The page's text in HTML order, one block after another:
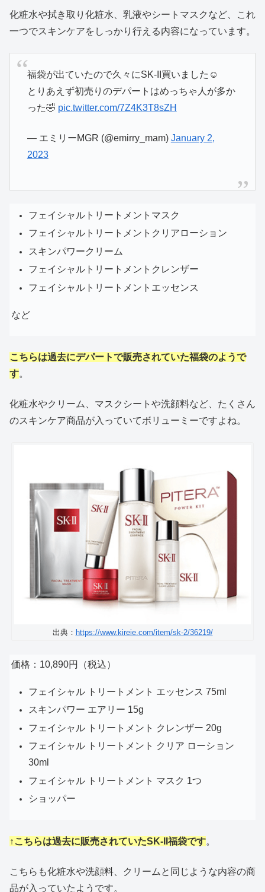
化粧水や拭き取り化粧水、乳液やシートマスクなど、これ
一つでスキンケアをしっかり行える内容になっています。
福袋が出ていたので久々にSK-II買いました☺️
とりあえず初売りのデパートはめっちゃ人が多か
った🤣 pic.twitter.com/7Z4K3T8sZH
— エミリーMGR (@emirry_mam) January 2,
2023
フェイシャルトリートメントマスク
フェイシャルトリートメントクリアローション
スキンパワークリーム
フェイシャルトリートメントクレンザー
フェイシャルトリートメントエッセンス
など
こちらは過去にデパートで販売されていた福袋のようで
す。
化粧水やクリーム、マスクシートや洗顔料など、たくさん
のスキンケア商品が入っていてボリューミーですよね。
出典： https://www.kireie.com/item/sk-2/36219/
価格：10,890円（税込）
フェイシャル トリートメント エッセンス 75ml
スキンパワー エアリー 15g
フェイシャル トリートメント クレンザー 20g
フェイシャル トリートメント クリア ローション
30ml
フェイシャル トリートメント マスク 1つ
ショッパー
↑こちらは過去に販売されていたSK-II福袋です。
こちらも化粧水や洗顔料、クリームと同じような内容の商
品が入っていたようです。